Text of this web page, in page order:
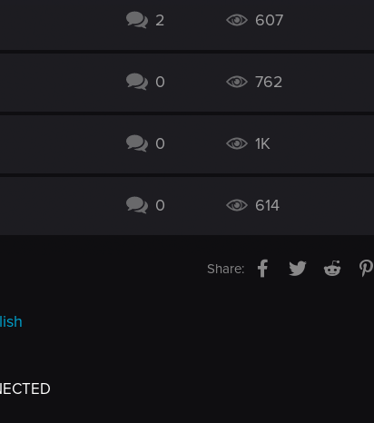
2 607
0 762
0 1K
0 614
Share: Facebook
TwitterReddit